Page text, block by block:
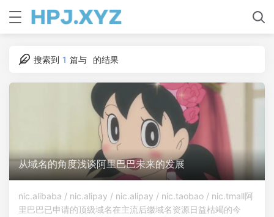
搜索到 1 篇与 的结果
从域名的角度浅谈阿里巴巴未来的发展
nic.alibaba / nic.alipay / nic.alipay / nic.taobao / nic.tmall阿
里巴巴已申请的顶级域名在主流后缀域名资源日益枯竭的今